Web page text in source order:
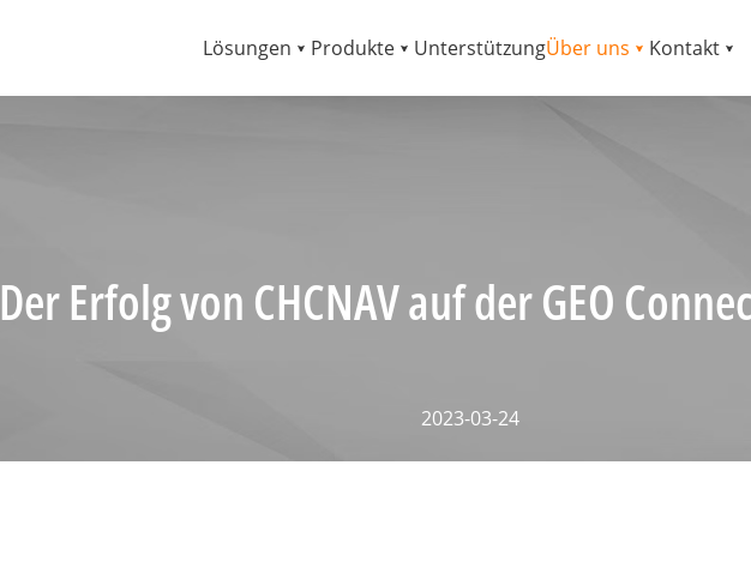
Lösungen Produkte UnterstützungÜber uns Kontakt
Der Erfolg von CHCNAV auf der GEO
2023-03-24